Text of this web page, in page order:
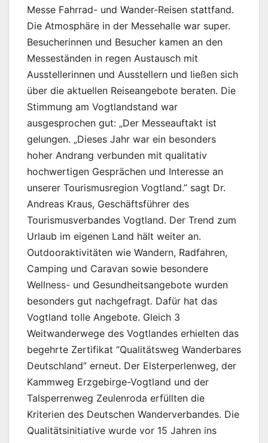
Messe Fahrrad- und Wander-Reisen stattfand.
Die Atmosphäre in der Messehalle war super.
Besucherinnen und Besucher kamen an den
Messeständen in regen Austausch mit
Ausstellerinnen und Ausstellern und ließen sich
über die aktuellen Reiseangebote beraten. Die
Stimmung am Vogtlandstand war
ausgesprochen gut: „Der Messeauftakt ist
gelungen. „Dieses Jahr war ein besonders
hoher Andrang verbunden mit qualitativ
hochwertigen Gesprächen und Interesse an
unserer Tourismusregion Vogtland.” sagt Dr.
Andreas Kraus, Geschäftsführer des
Tourismusverbandes Vogtland. Der Trend zum
Urlaub im eigenen Land hält weiter an.
Outdooraktivitäten wie Wandern, Radfahren,
Camping und Caravan sowie besondere
Wellness- und Gesundheitsangebote wurden
besonders gut nachgefragt. Dafür hat das
Vogtland tolle Angebote. Gleich 3
Weitwanderwege des Vogtlandes erhielten das
begehrte Zertifikat “Qualitätsweg Wanderbares
Deutschland” erneut. Der Elsterperlenweg, der
Kammweg Erzgebirge-Vogtland und der
Talsperrenweg Zeulenroda erfüllten die
Kriterien des Deutschen Wanderverbandes. Die
Qualitätsinitiative wurde vor 15 Jahren ins